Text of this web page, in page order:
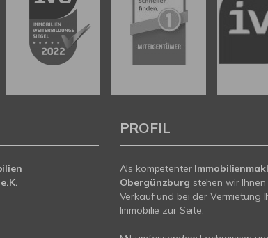
PROFIL
Als kompetenter
Obergünzburg stehen wir Ihnen
Verkauf und bei der Vermietung
Immobilie zur Seite.